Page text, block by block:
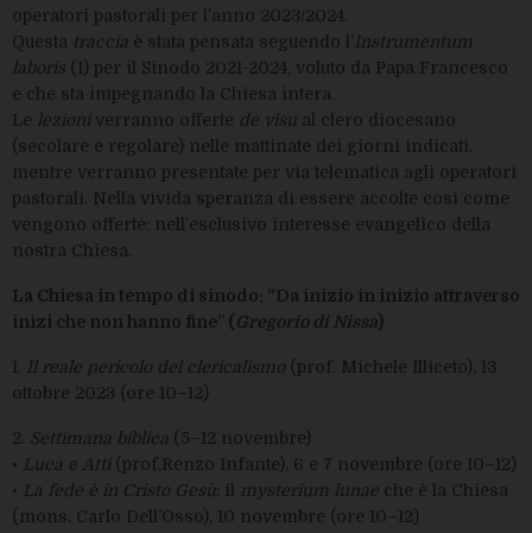
operatori pastorali per l’anno 2023/2024.
Questa traccia è stata pensata seguendo l’
Instrumentum
laboris (I) per il Sinodo 2021-2024, voluto da Papa Francesco
e che sta impegnando la Chiesa intera.
Le lezioni verranno offerte de visu al clero diocesano
(secolare e regolare) nelle mattinate dei giorni indicati,
mentre verranno presentate per via telematica agli operatori
pastorali. Nella vivida speranza di essere accolte così come
vengono offerte: nell’esclusivo interesse evangelico della
nostra Chiesa.
La Chiesa in tempo di sinodo: “Da inizio in inizio attraverso
inizi che non hanno fine” ( Gregorio di Nissa)
1. Il reale pericolo del clericalismo (prof. Michele Illiceto), 13
ottobre 2023 (ore 10–12)
2. Settimana biblica (5–12 novembre)
• Luca e Atti (prof.Renzo Infante), 6 e 7 novembre (ore 10–12)
• La fede è in Cristo Gesù : il mysterium lunae che è la Chiesa
(mons. Carlo Dell’Osso), 10 novembre (ore 10–12)